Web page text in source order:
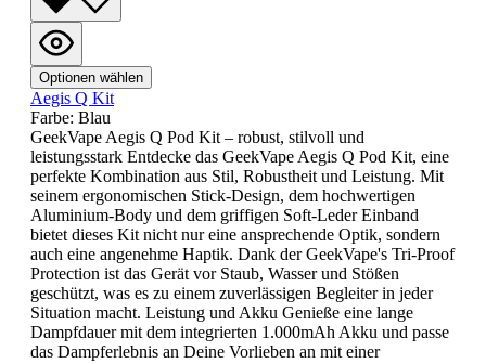
Optionen wählen
Aegis Q Kit
Farbe: Blau
GeekVape Aegis Q Pod Kit – robust, stilvoll und
leistungsstark Entdecke das GeekVape Aegis Q Pod Kit, eine
perfekte Kombination aus Stil, Robustheit und Leistung. Mit
seinem ergonomischen Stick-Design, dem hochwertigen
Aluminium-Body und dem griffigen Soft-Leder Einband
bietet dieses Kit nicht nur eine ansprechende Optik, sondern
auch eine angenehme Haptik. Dank der GeekVape's Tri-Proof
Protection ist das Gerät vor Staub, Wasser und Stößen
geschützt, was es zu einem zuverlässigen Begleiter in jeder
Situation macht. Leistung und Akku Genieße eine lange
Dampfdauer mit dem integrierten 1.000mAh Akku und passe
das Dampferlebnis an Deine Vorlieben an mit einer